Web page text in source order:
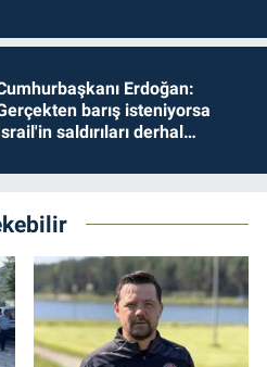
Erdoğan:
barış isteniyorsa
saldırıları derhal